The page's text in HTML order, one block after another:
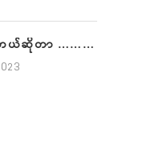
ယ်ဆိုတာ ………